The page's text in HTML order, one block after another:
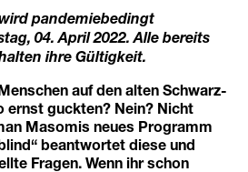
pandemiebedingt
04. April 2022. Alle bereits
ihre Gültigkeit.
auf den alten Schwarz-
ernst guckten? Nein? Nicht
Masomis neues Programm
beantwortet diese und
Fragen. Wenn ihr schon